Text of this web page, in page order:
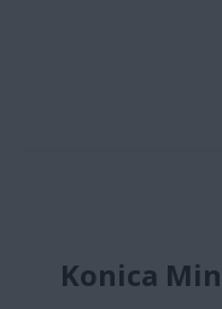
Konica